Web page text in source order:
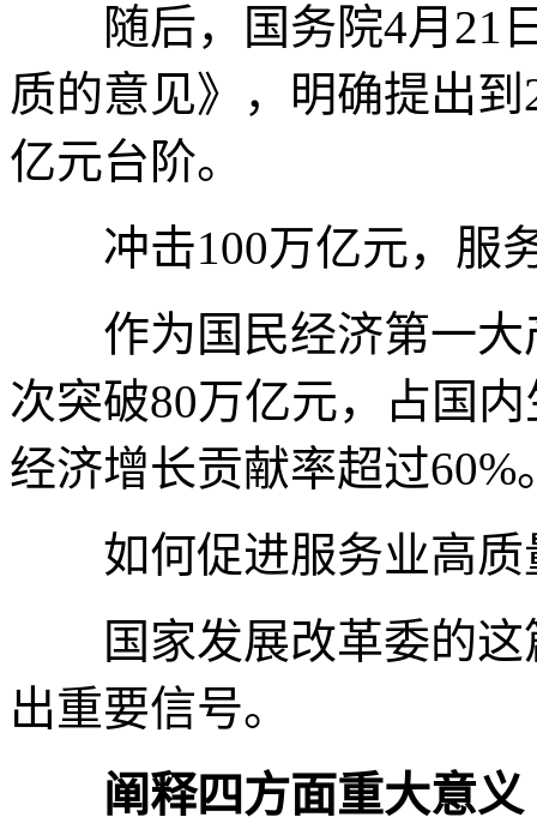
随后，国务院4月21日
质的意见》，明确提出
亿元台阶。
冲击100万亿元，服
作为国民经济第一大
次突破80万亿元，占国
经济增长贡献率超过60%
如何促进服务业高质
国家发展改革委的这
出重要信号。
阐释四方面重大意义